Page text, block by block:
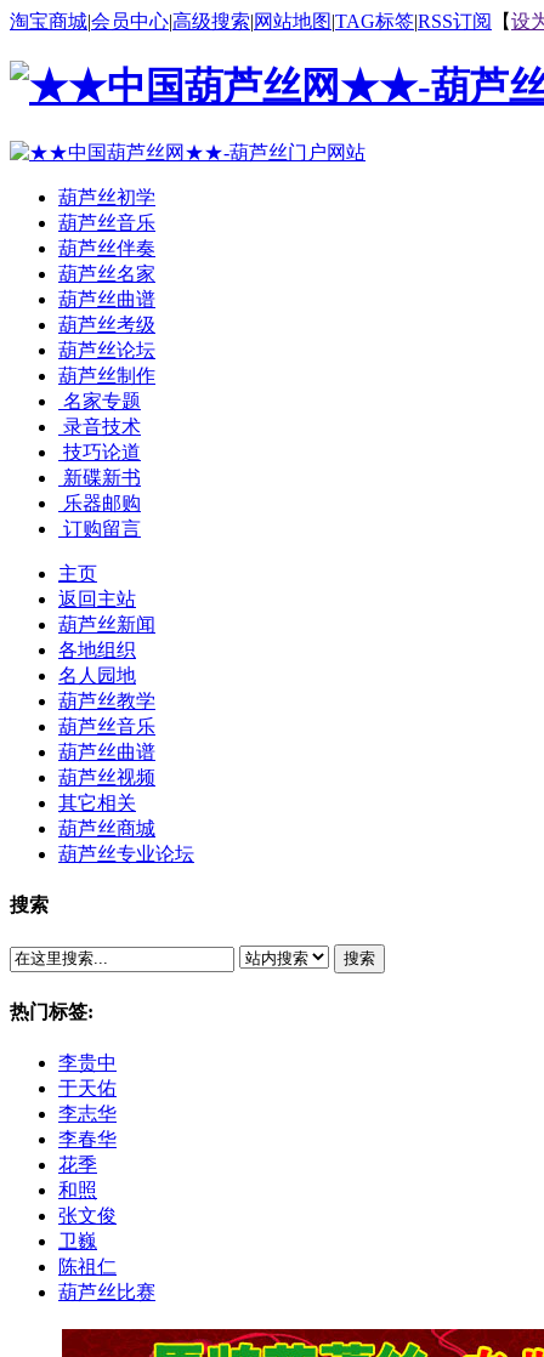
淘宝商城|会员中心|高级搜索|网站地图|TAG标签|RSS订阅 【设
葫芦丝初学
葫芦丝音乐
葫芦丝伴奏
葫芦丝名家
葫芦丝曲谱
葫芦丝考级
葫芦丝论坛
葫芦丝制作
名家专题
录音技术
技巧论道
新碟新书
乐器邮购
订购留言
主页
返回主站
葫芦丝新闻
各地组织
名人园地
葫芦丝教学
葫芦丝音乐
葫芦丝曲谱
葫芦丝视频
其它相关
葫芦丝商城
葫芦丝专业论坛
搜索
搜索
热门标签:
李贵中
于天佑
李志华
李春华
花季
和照
张文俊
卫巍
陈祖仁
葫芦丝比赛